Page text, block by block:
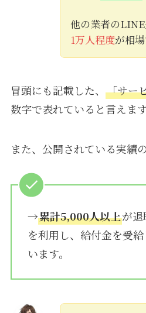
他の業者のLINE
1万人程度が相場
冒頭にも記載した、 「サー
数字で表れていると言えます
また、公開されている実績
→累計5,000人以上が退
を利用し、給付金を受
います。